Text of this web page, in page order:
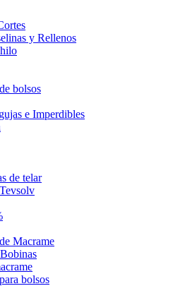
y Rellenos
bolsos
e Imperdibles
de telar
Macrame
bolsos